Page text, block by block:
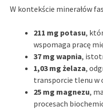
W kontekście minerałów
211 mg potasu,
wspomaga pracę
37 mg wapnia,
1,03 mg żelaza,
transporcie tlenu w
25 mg magnezu,
procesach